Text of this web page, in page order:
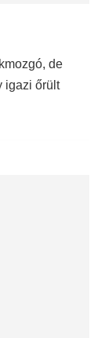
de
igazi őrült